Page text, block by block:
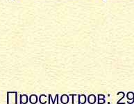
Просмотров: